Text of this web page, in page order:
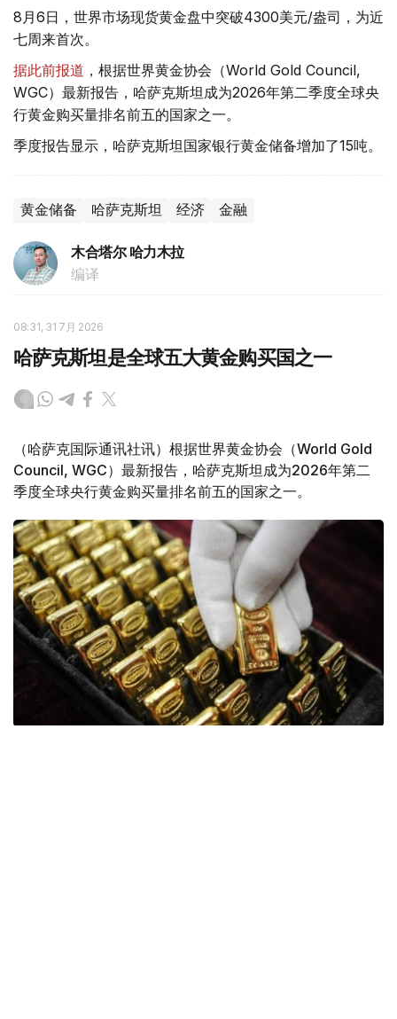
8月6日，世界市场现货黄金盘中突破4300美元/盎司，为近
七周来首次。
据此前报道 ，根据世界黄金协会（World Gold Council,
WGC）最新报告，哈萨克斯坦成为2026年第二季度全球央
行黄金购买量排名前五的国家之一。
季度报告显示，哈萨克斯坦国家银行黄金储备增加了15吨。
黄金储备 哈萨克斯坦 经济 金融
木合塔尔 哈力木拉
编译
08:31, 31 7月 2026
哈萨克斯坦是全球五大黄金购买国之一
（哈萨克国际通讯社讯）根据世界黄金协会（World Gold
Council, WGC）最新报告，哈萨克斯坦成为2026年第二
季度全球央行黄金购买量排名前五的国家之一。